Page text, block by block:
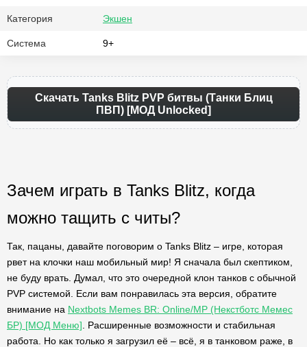
Категория Экшен
Система 9+
Скачать Tanks Blitz PVP битвы (Танки Блиц
ПВП) [МОД Unlocked]
Зачем играть в Tanks Blitz, когда
можно тащить с читы?
Так, пацаны, давайте поговорим о Tanks Blitz – игре, которая
рвет на клочки наш мобильный мир! Я сначала был скептиком,
не буду врать. Думал, что это очередной клон танков с обычной
PVP системой. Если вам понравилась эта версия, обратите
внимание на Nextbots Memes BR: Online/MP (Некстботс Мемес
БР) [МОД Меню] . Расширенные возможности и стабильная
работа. Но как только я загрузил её – всё, я в танковом раже, в